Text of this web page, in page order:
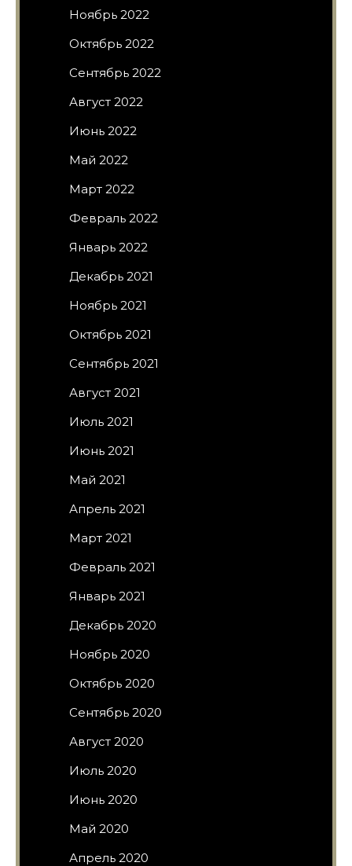
Ноябрь 2022
Октябрь 2022
Сентябрь 2022
Август 2022
Июнь 2022
Май 2022
Март 2022
Февраль 2022
Январь 2022
Декабрь 2021
Ноябрь 2021
Октябрь 2021
Сентябрь 2021
Август 2021
Июль 2021
Июнь 2021
Май 2021
Апрель 2021
Март 2021
Февраль 2021
Январь 2021
Декабрь 2020
Ноябрь 2020
Октябрь 2020
Сентябрь 2020
Август 2020
Июль 2020
Июнь 2020
Май 2020
Апрель 2020